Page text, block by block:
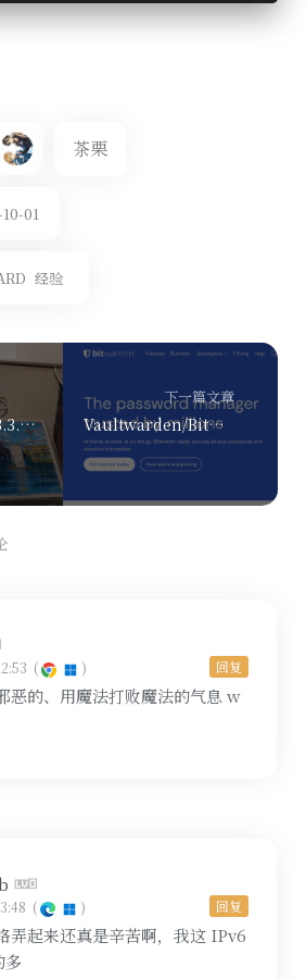
茶栗
01
经验
【不定期】2023.3.7~9.20 Misskey 长 Note 汇总
下一篇文章
Vaultwarden/Bitwarden 密码管理服务器，与鉴权相关的讨论评述【自建折腾记 3/3】
回复
( )
恶的、用魔法打败魔法的气息 w
回复
( )
弄起来还真是辛苦啊，我这 IPv6
多